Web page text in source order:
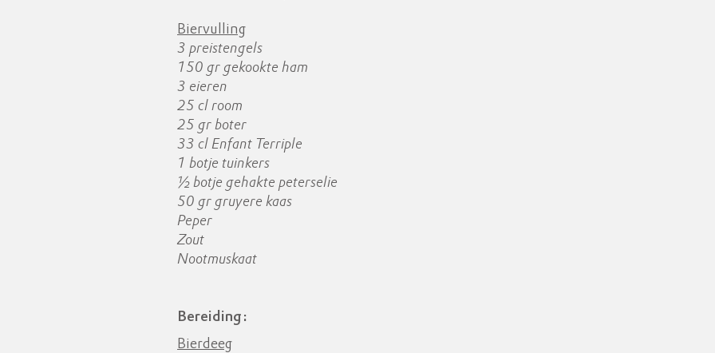
Biervulling
3 preistengels
150 gr gekookte ham
3 eieren
25 cl room
25 gr boter
33 cl Enfant Terriple
1 botje tuinkers
½ botje gehakte peterselie
50 gr gruyere kaas
Peper
Zout
Nootmuskaat
Bereiding:
Bierdeeg